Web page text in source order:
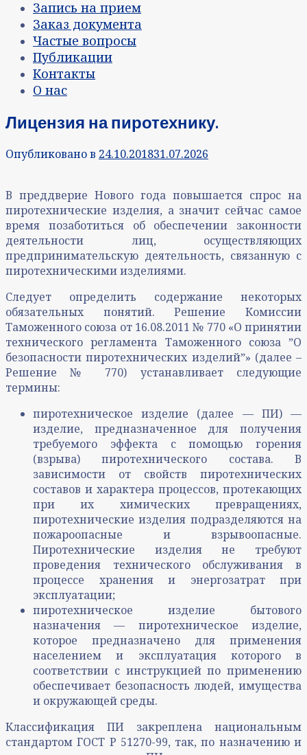
Запись на прием
Заказ документа
Частые вопросы
Публикации
Контакты
О нас
Лицензия на пиротехнику.
Опубликовано в 24.10.201831.07.2026
В преддверие Нового года повышается спрос на
пиротехнические изделия, а значит сейчас самое
время позаботиться об обеспечении законности
деятельности лиц, осуществляющих
предпринимательскую деятельность, связанную с
пиротехническими изделиями.
Следует определить содержание некоторых
обязательных понятий. Решение Комиссии
Таможенного союза от 16.08.2011 № 770 «О принятии
технического регламента Таможенного союза ˮО
безопасности пиротехнических изделийˮ» (далее –
Решение № 770) устанавливает следующие
термины:
пиротехническое изделие (далее — ПИ) —
изделие, предназначенное для получения
требуемого эффекта с помощью горения
(взрыва) пиротехнического состава. В
зависимости от свойств пиротехнических
составов и характера процессов, протекающих
при их химических превращениях,
пиротехнические изделия подразделяются на
пожароопасные и взрывоопасные.
Пиротехнические изделия не требуют
проведения технического обслуживания в
процессе хранения и энергозатрат при
эксплуатации;
пиротехническое изделие бытового
назначения — пиротехническое изделие,
которое предназначено для применения
населением и эксплуатация которого в
соответствии с инструкцией по применению
обеспечивает безопасность людей, имущества
и окружающей среды.
Классификация ПИ закреплена национальным
стандартом ГОСТ Р 51270-99, так, по назначению и